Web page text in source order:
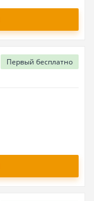
Первый бесплатно